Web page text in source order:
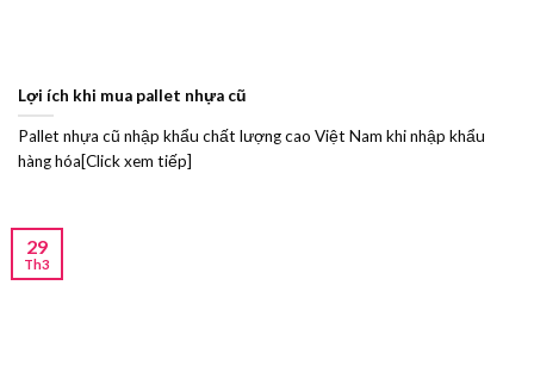
Lợi ích khi mua pallet nhựa cũ
Pallet nhựa cũ nhập khẩu chất lượng cao Việt Nam khi nhập khẩu
hàng hóa[Click xem tiếp]
29
Th3